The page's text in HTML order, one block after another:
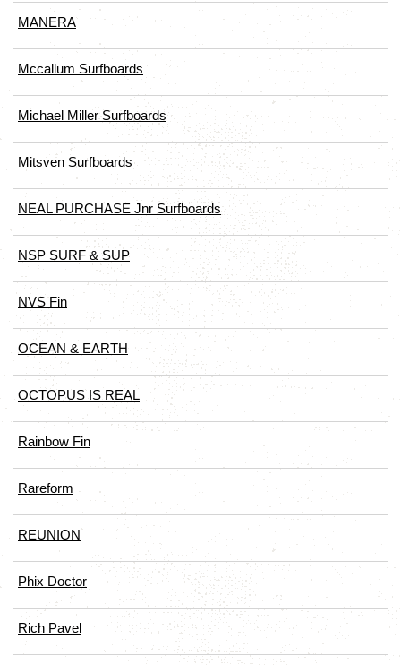
MANERA
Mccallum Surfboards
Michael Miller Surfboards
Mitsven Surfboards
NEAL PURCHASE Jnr Surfboards
NSP SURF & SUP
NVS Fin
OCEAN & EARTH
OCTOPUS IS REAL
Rainbow Fin
Rareform
REUNION
Phix Doctor
Rich Pavel